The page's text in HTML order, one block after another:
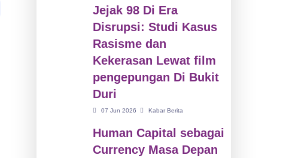
Jejak 98 Di Era
Disrupsi: Studi Kasus
Rasisme dan
Kekerasan Lewat film
pengepungan Di Bukit
Duri
07 Jun 2026 Kabar Berita
Human Capital sebagai
Currency Masa Depan